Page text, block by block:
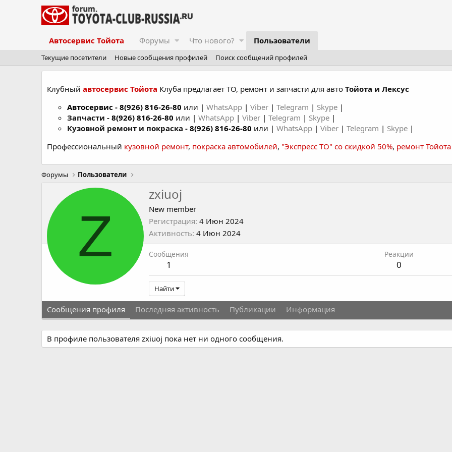
Автосервис Тойота Форумы Что нового? Пользователи
Текущие посетители Новые сообщения профилей Поиск сообщений профилей
Клубный автосервис Тойота Клуба предлагает ТО, ремонт и запчасти для авто Тойота и Лексус
Автосервис - 8(926) 816-26-80 или | WhatsApp | Viber | Telegram | Skype |
Запчасти - 8(926) 816-26-80 или | WhatsApp | Viber | Telegram | Skype |
Кузовной ремонт и покраска - 8(926) 816-26-80 или | WhatsApp | Viber | Telegram | Skype |
Профессиональный кузовной ремонт, покраска автомобилей, "Экспресс ТО" со скидкой 50%, ремонт Тойота
Форумы Пользователи
Z
zxiuoj
New member
Регистрация 4 Июн 2024
Активность 4 Июн 2024
Сообщения
1
Реакции
0
Найти
Сообщения профиля Последняя активность Публикации Информация
В профиле пользователя zxiuoj пока нет ни одного сообщения.